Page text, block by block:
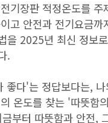
기장판 적정온도를 주
고 안전과 전기요금까
을 2025년 최신 정보
.
좋다'는 정답보다는,
온도를 찾는 '따뜻함
부터 따뜻함과 안전,